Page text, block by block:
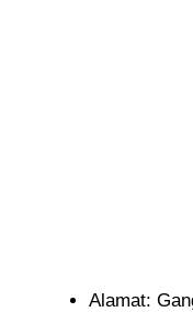
Alamat: